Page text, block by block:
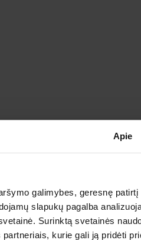
Apie
galimybes, geresnę patirtį
slapukų pagalba
Surinktą svetainės
kurie gali ją pridėti
registracija).